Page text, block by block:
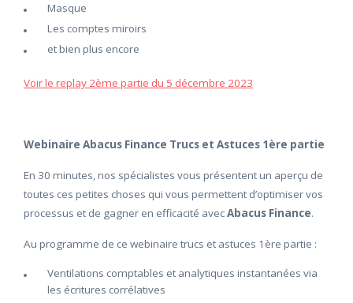
Masque
Les comptes miroirs
et bien plus encore
Voir le replay 2ème partie du 5 décembre 2023
Webinaire Abacus Finance Trucs et Astuces 1ère partie
En 30 minutes, nos spécialistes vous présentent un aperçu de
toutes ces petites choses qui vous permettent d’optimiser vos
processus et de gagner en efficacité avecAbacus Finance.
Au programme de ce webinaire trucs et astuces 1ère partie :
Ventilations comptables et analytiques instantanées via
les écritures corrélatives